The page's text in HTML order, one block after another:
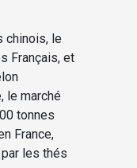
chinois, le
Français, et
le marché
tonnes
France,
les thés